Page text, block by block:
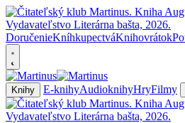
DoručenieKníhkupectváKnihovrátok
Knihy E-knihyAudioknihyHryFilmy